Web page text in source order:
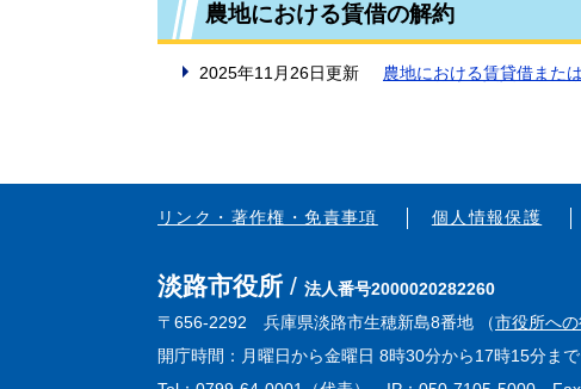
農地における賃借の解約
2025年11月26日更新 農地における賃貸借また
リンク・著作権・免責事項 個人情報保護
淡路市役所
法人番号2000020282260
〒656-2292 兵庫県淡路市生穂新島8番地 （市役所へ
開庁時間：月曜日から金曜日 8時30分から17時15分ま